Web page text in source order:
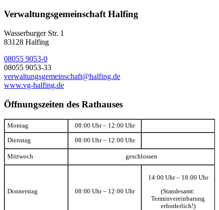
Verwaltungsgemeinschaft Halfing
Wasserburger Str. 1
83128 Halfing
08055 9053-0
08055 9053-33
verwaltungsgemeinschaft@halfing.de
www.vg-halfing.de
Öffnungszeiten des Rathauses
Montag 08:00 Uhr – 12:00 Uhr
Dienstag 08:00 Uhr – 12:00 Uhr
Mittwoch geschlossen
Donnerstag 08:00 Uhr – 12:00 Uhr
14:00 Uhr – 18:00 Uhr
(Standesamt:
Terminvereinbarung
erforderlich!)